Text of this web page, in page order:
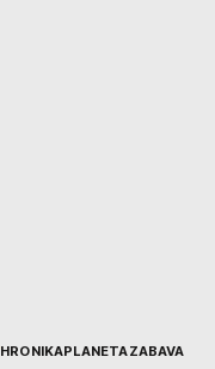
HRONIKAPLANETAZABAVA